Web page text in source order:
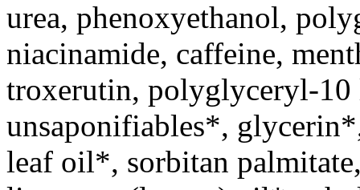
urea, phenoxyethanol,
niacinamide, caffeine,
troxerutin, polyglyceryl-
unsaponifiables*,
leaf oil*, sorbitan